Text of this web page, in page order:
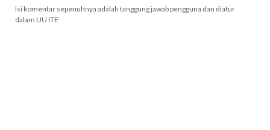
Isi komentar sepenuhnya adalah tanggung jawab pengguna dan diatur
dalam UU ITE